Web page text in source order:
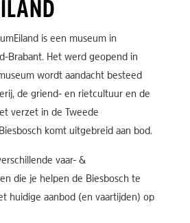
is een museum in
Brabant. Het werd geopend in
wordt aandacht besteed
de griend- en rietcultuur en de
verzet in de Tweede
komt uitgebreid aan bod.
vaar- &
die je helpen de Biesbosch te
huidige aanbod (en vaartijden) op